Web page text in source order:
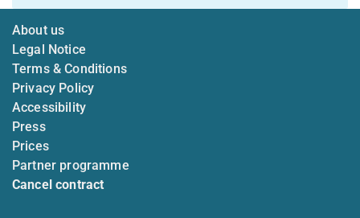
About us
Legal Notice
Terms & Conditions
Privacy Policy
Accessibility
Press
Prices
Partner programme
Cancel contract